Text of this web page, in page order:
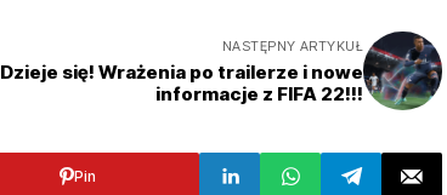
NASTĘPNY ARTYKUŁ
Dzieje się! Wrażenia po trailerze i nowe
informacje z FIFA 22!!!
Pin